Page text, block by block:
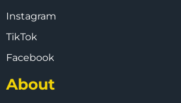
Instagram
TikTok
Facebook
About